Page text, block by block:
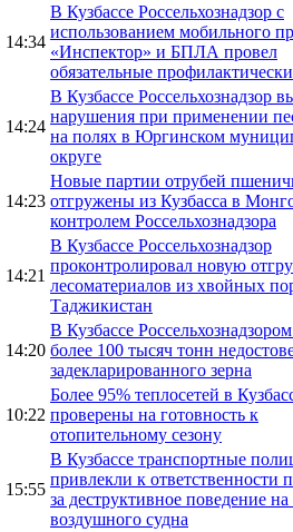
14:34
В Кузбассе Россельхознадзор с
использованием мобильного
«Инспектор» и БПЛА провел
обязательные
14:24
В Кузбассе Россельхознадзор
нарушения при применении
на полях в Юргинском
округе
14:23
Новые партии отрубей
отгружены из Кузбасса в
контролем Россельхознадзора
14:21
В Кузбассе Россельхознадзор
проконтролировал новую
лесоматериалов из хвойных
Таджикистан
14:20
В Кузбассе
более 100 тысяч тонн
задекларированного зерна
10:22
Более 95% теплосетей в
проверены на готовность к
отопительному сезону
15:55
В Кузбассе транспортные
привлекли к ответственности
за деструктивное поведение на
воздушного судна